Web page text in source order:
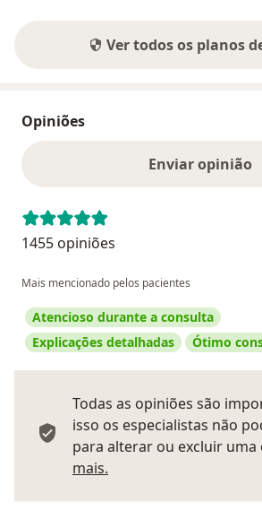
Ver todos os planos
Opiniões
Enviar opinião
1455 opiniões
Mais mencionado pelos pacientes
Atencioso durante a consulta
Explicações detalhadas
Ótimo
Todas as opiniões são
isso os especialistas não
para alterar ou excluir uma
mais.